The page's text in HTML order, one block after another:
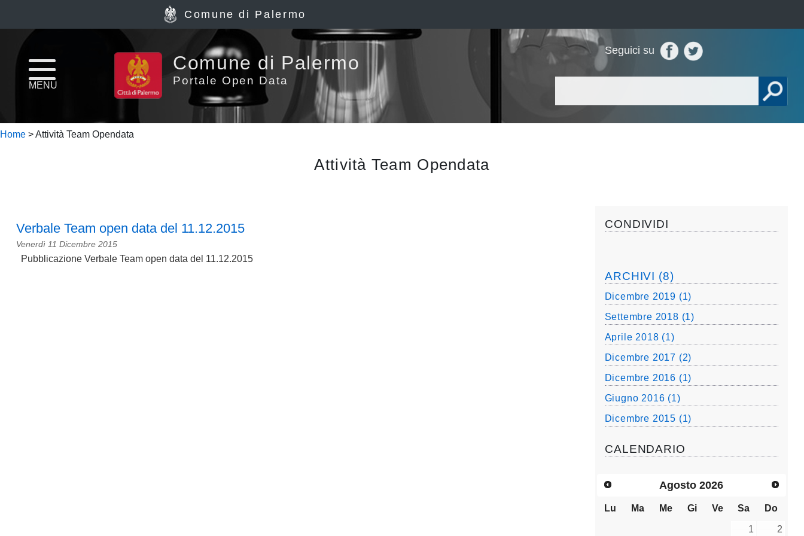
Home
page
Archivio
dataset
Report
Comune di Palermo
MENU
Comune di Palermo
Portale Open Data
Seguici su
Home > Attività Team Opendata
Attività Team Opendata
Verbale Team open data del 11.12.2015
Venerdì 11 Dicembre 2015
Pubblicazione Verbale Team open data del 11.12.2015
CONDIVIDI
ARCHIVI (8)
Dicembre 2019 (1)
Settembre 2018 (1)
Aprile 2018 (1)
Dicembre 2017 (2)
Dicembre 2016 (1)
Giugno 2016 (1)
Dicembre 2015 (1)
CALENDARIO
Agosto 2026
Lu Ma Me Gi Ve Sa Do
1 2